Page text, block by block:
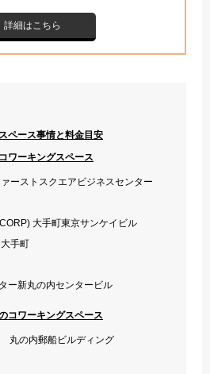
詳細はこちら
ペース事情と料金目安
ワーキングスペース
ーストスクエアビジネスセンター
大手町東京サンケイビル
手町
ー新丸の内センタービル
コワーキングスペース
丸の内郵船ビルディング